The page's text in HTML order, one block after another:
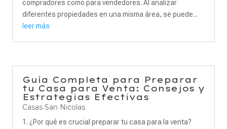
compradores como para vendedores. Al analizar
diferentes propiedades en una misma área, se puede...
leer más
Guía Completa para Preparar
tu Casa para Venta: Consejos y
Estrategias Efectivas
Casas San Nicolas
1. ¿Por qué es crucial preparar tu casa para la venta?